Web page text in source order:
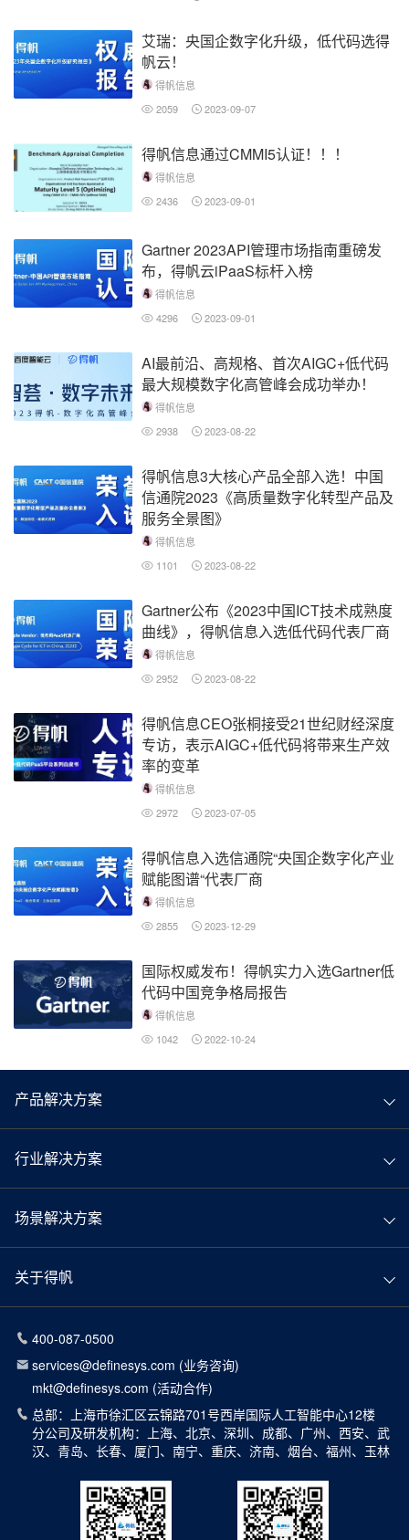
艾瑞：央国企数字化升级，低代码选得
帆云！
得帆信息
2059
2023-09-07
得帆信息通过CMMI5认证！！！
得帆信息
2436
2023-09-01
Gartner 2023API管理市场指南重磅发
布，得帆云iPaaS标杆入榜
得帆信息
4296
2023-09-01
AI最前沿、高规格、首次AIGC+低代码
最大规模数字化高管峰会成功举办！
得帆信息
2938
2023-08-22
得帆信息3大核心产品全部入选！中国
信通院2023《高质量数字化转型产品及
服务全景图》
得帆信息
1101
2023-08-22
Gartner公布《2023中国ICT技术成熟度
曲线》，得帆信息入选低代码代表厂商
得帆信息
2952
2023-08-22
得帆信息CEO张桐接受21世纪财经深度
专访，表示AIGC+低代码将带来生产效
率的变革
得帆信息
2972
2023-07-05
得帆信息入选信通院“央国企数字化产业
赋能图谱“代表厂商
得帆信息
2855
2023-12-29
国际权威发布！得帆实力入选Gartner低
代码中国竞争格局报告
得帆信息
1042
2022-10-24
产品解决方案
行业解决方案
场景解决方案
关于得帆
400-087-0500
services@definesys.com (业务咨询)
mkt@definesys.com (活动合作)
总部：上海市徐汇区云锦路701号西岸国际人工智能中心12楼
分公司及研发机构：上海、北京、深圳、成都、广州、西安、武
汉、青岛、长春、厦门、南宁、重庆、济南、烟台、福州、玉林